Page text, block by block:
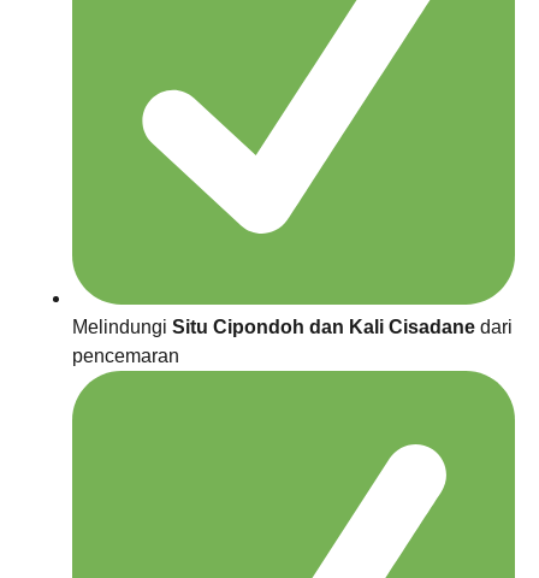
Melindungi Situ Cipondoh dan Kali Cisadane dari
pencemaran